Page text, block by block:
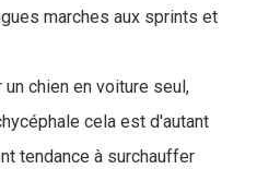
marches aux sprints et
un chien en voiture seul,
cela est d'autant
tendance à surchauffer